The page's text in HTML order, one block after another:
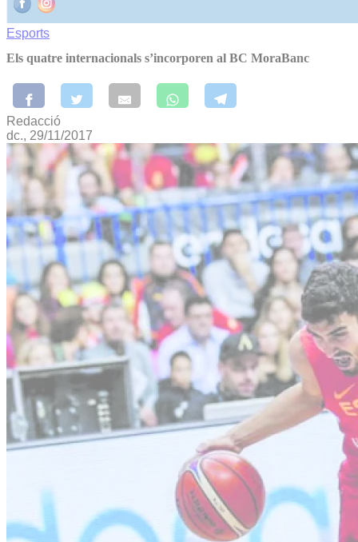
Esports
Els quatre internacionals s’incorporen al BC MoraBanc
Redacció
dc., 29/11/2017